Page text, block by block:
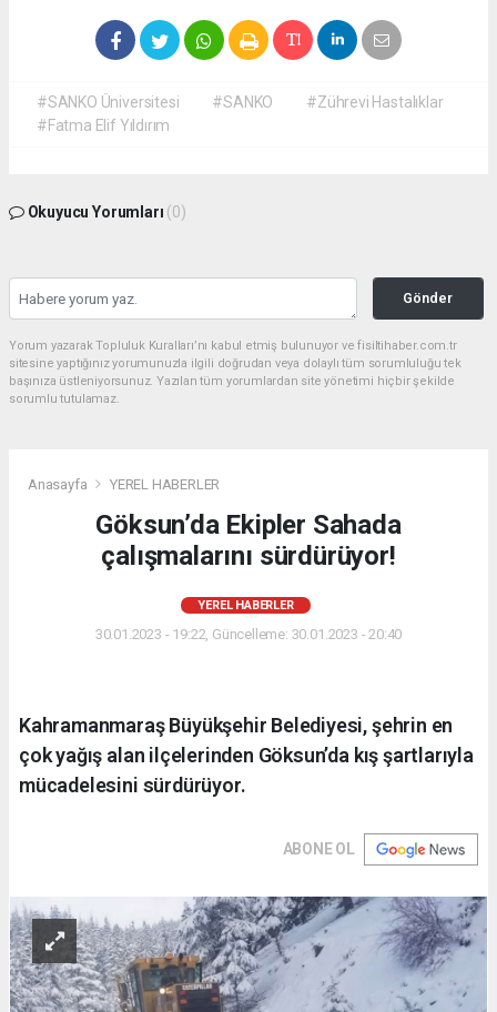
#SANKO Üniversitesi #SANKO
#Zührevi Hastalıklar
#Fatma Elif Yıldırım
Okuyucu Yorumları (0)
Gönder
Yorum yazarak Topluluk Kuralları’nı kabul etmiş bulunuyor ve fisiltihaber.com.tr
sitesine yaptığınız yorumunuzla ilgili doğrudan veya dolaylı tüm sorumluluğu tek
başınıza üstleniyorsunuz. Yazılan tüm yorumlardan site yönetimi hiçbir şekilde
sorumlu tutulamaz.
Anasayfa YEREL HABERLER
Göksun’da Ekipler Sahada
çalışmalarını sürdürüyor!
YEREL HABERLER
30.01.2023 - 19:22, Güncelleme: 30.01.2023 - 20:40
Kahramanmaraş Büyükşehir Belediyesi, şehrin en
çok yağış alan ilçelerinden Göksun’da kış şartlarıyla
mücadelesini sürdürüyor.
ABONE OL